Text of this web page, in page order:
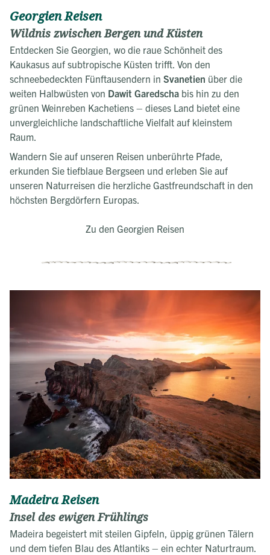
Georgien Reisen
Wildnis zwischen Bergen und Küsten
Entdecken Sie Georgien, wo die raue Schönheit des
Kaukasus auf subtropische Küsten trifft. Von den
schneebedeckten Fünftausendern in Svanetien über die
weiten Halbwüsten von Dawit Garedscha bis hin zu den
grünen Weinreben Kachetiens – dieses Land bietet eine
unvergleichliche landschaftliche Vielfalt auf kleinstem
Raum.
Wandern Sie auf unseren Reisen unberührte Pfade,
erkunden Sie tiefblaue Bergseen und erleben Sie auf
unseren Naturreisen die herzliche Gastfreundschaft in den
höchsten Bergdörfern Europas.
Zu den Georgien Reisen
Madeira Reisen
Insel des ewigen Frühlings
Madeira begeistert mit steilen Gipfeln, üppig grünen Tälern
und dem tiefen Blau des Atlantiks – ein echter Naturtraum.